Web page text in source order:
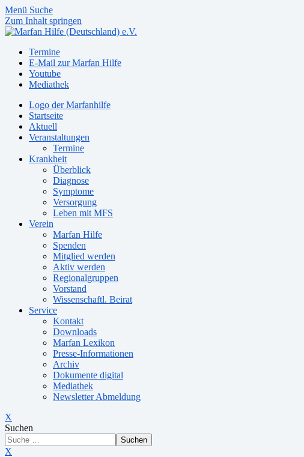
Menü Suche
Zum Inhalt springen
Termine
E-Mail zur Marfan Hilfe
Youtube
Mediathek
Logo der Marfanhilfe
Startseite
Aktuell
Veranstaltungen
Termine
Krankheit
Überblick
Diagnose
Symptome
Versorgung
Leben mit MFS
Verein
Marfan Hilfe
Spenden
Mitglied werden
Aktiv werden
Regionalgruppen
Vorstand
Wissenschaftl. Beirat
Service
Kontakt
Downloads
Marfan Lexikon
Presse-Informationen
Archiv
Dokumente digital
Mediathek
Newsletter Abmeldung
X
Suchen
Suchen
X